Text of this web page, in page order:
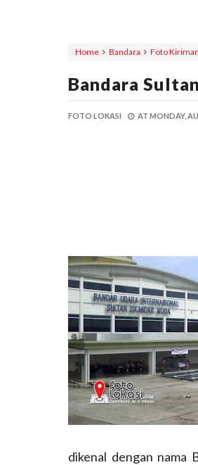
Home Bandara Foto Kiriman
Bandara
FOTO LOKASI AT MONDAY,
dikenal dengan nama